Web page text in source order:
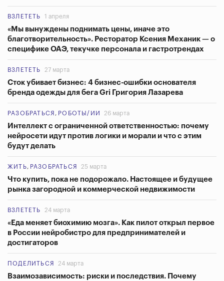
ВЗЛЕТЕТЬ 1 апреля
«Мы вынуждены поднимать цены, иначе это
благотворительность». Ресторатор Ксения Механик — о
специфике ОАЭ, текучке персонала и гастротрендах
ВЗЛЕТЕТЬ 27 марта
Сток убивает бизнес: 4 бизнес-ошибки основателя
бренда одежды для бега Gri Григория Лазарева
РАЗОБРАТЬСЯ , РОБОТЫ/ИИ 26 марта
Интеллект с ограниченной ответственностью: почему
нейросети идут против логики и морали и что с этим
будут делать
ЖИТЬ, РАЗОБРАТЬСЯ 25 марта
Что купить, пока не подорожало. Настоящее и будущее
рынка загородной и коммерческой недвижимости
ВЗЛЕТЕТЬ 24 марта
«Еда меняет биохимию мозга». Как пилот открыл первое
в России нейробистро для предпринимателей и
достигаторов
ПОДЕЛИТЬСЯ 24 марта
Взаимозависимость: риски и последствия. Почему